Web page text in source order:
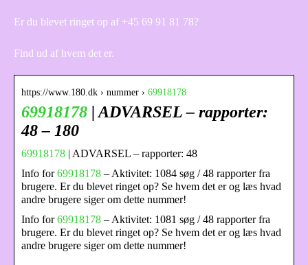
Er du blevet ringet op af +45 69 91 81 78?
Find ud af hvem det er.
https://www.180.dk › nummer › 69918178
69918178 | ADVARSEL – rapporter:
48 – 180
69918178 | ADVARSEL – rapporter: 48
Info for69918178 – Aktivitet: 1084 søg / 48 rapporter fra
brugere. Er du blevet ringet op? Se hvem det er og læs hvad
andre brugere siger om dette nummer!
Info for69918178 – Aktivitet: 1081 søg / 48 rapporter fra
brugere. Er du blevet ringet op? Se hvem det er og læs hvad
andre brugere siger om dette nummer!